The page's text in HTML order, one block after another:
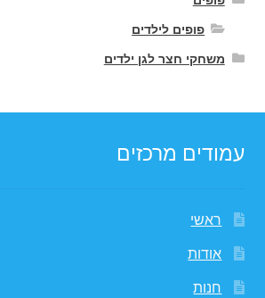
פופים לילדים
משחקי חצר לגן ילדים
עמודים מרכזים
ראשי
אודות
חנות